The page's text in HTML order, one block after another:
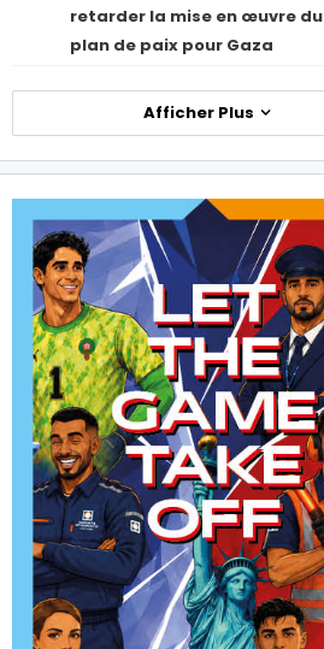
retarder la mise en œuvre du
plan de paix pour Gaza
Afficher Plus